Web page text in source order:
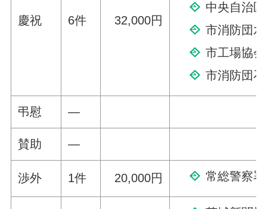
慶祝 6件 32,000円
中央自治
市消防団
市工場協
市消防団
弔慰 —
賛助 —
渉外 1件 20,000円 常総警察